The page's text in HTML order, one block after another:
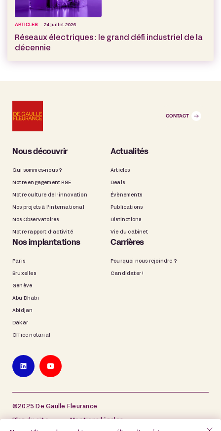
ARTICLES 24 juillet 2026
Réseaux électriques : le grand défi industriel de la
décennie
CONTACT
Nous découvrir
Qui sommes-nous ?
Notre engagement RSE
Notre culture de l’innovation
Nos projets à l’international
Nos Observatoires
Notre rapport d’activité
Actualités
Articles
Deals
Évènements
Publications
Distinctions
Vie du cabinet
Nos implantations
Paris
Bruxelles
Genève
Abu Dhabi
Abidjan
Dakar
Office notarial
Carrières
Pourquoi nous rejoindre ?
Candidater !
©2025 De Gaulle Fleurance
Plan du site Mentions légales